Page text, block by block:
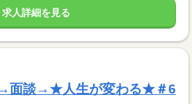
求人詳細を見る
→面談→★人生が変わる★＃6